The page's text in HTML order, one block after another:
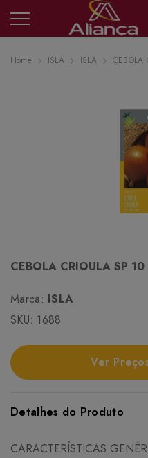
Home ISLA ISLA CEBOLA
CEBOLA CRIOULA SP
Marca: ISLA
SKU: 1688
Ver
Detalhes do Produto
CARACTERÍSTICAS